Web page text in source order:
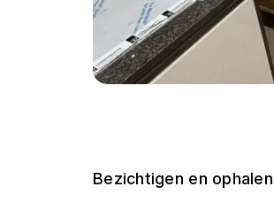
Bezichtigen en ophalen